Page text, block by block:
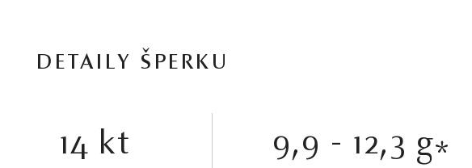
DETAILY ŠPERKU
14 kt 9,9 - 12,3 g*